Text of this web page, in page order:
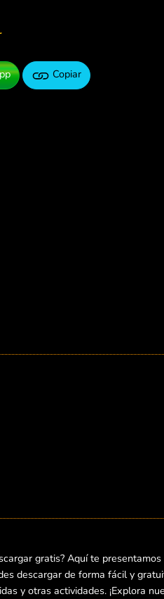
Copiar
gratis? Aquí te
descargar de forma fácil y
y otras actividades. ¡Explora